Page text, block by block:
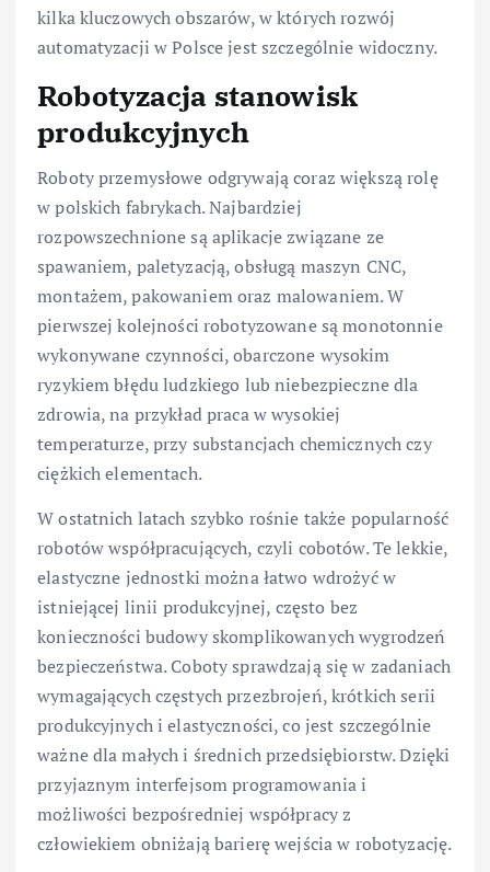
kilka kluczowych obszarów, w których rozwój
automatyzacji w Polsce jest szczególnie widoczny.
Robotyzacja stanowisk
produkcyjnych
Roboty przemysłowe odgrywają coraz większą rolę
w polskich fabrykach. Najbardziej
rozpowszechnione są aplikacje związane ze
spawaniem, paletyzacją, obsługą maszyn CNC,
montażem, pakowaniem oraz malowaniem. W
pierwszej kolejności robotyzowane są monotonnie
wykonywane czynności, obarczone wysokim
ryzykiem błędu ludzkiego lub niebezpieczne dla
zdrowia, na przykład praca w wysokiej
temperaturze, przy substancjach chemicznych czy
ciężkich elementach.
W ostatnich latach szybko rośnie także popularność
robotów współpracujących, czyli cobotów. Te lekkie,
elastyczne jednostki można łatwo wdrożyć w
istniejącej linii produkcyjnej, często bez
konieczności budowy skomplikowanych wygrodzeń
bezpieczeństwa. Coboty sprawdzają się w zadaniach
wymagających częstych przezbrojeń, krótkich serii
produkcyjnych i elastyczności, co jest szczególnie
ważne dla małych i średnich przedsiębiorstw. Dzięki
przyjaznym interfejsom programowania i
możliwości bezpośredniej współpracy z
człowiekiem obniżają barierę wejścia w robotyzację.